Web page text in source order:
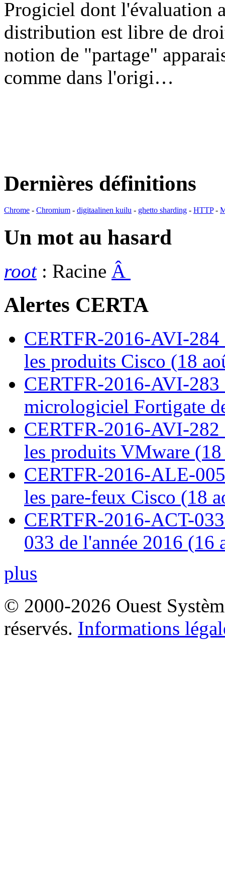
Progiciel dont l'évaluation
distribution est libre de
notion de "partage"
comme dans l'origi…
Dernières définitions
Chrome - Chromium - digitaalinen kuilu - ghetto sharding - HTTP-
Un mot au hasard
root: Racine Â
Alertes CERTA
CERTFR-2016-AVI-
les produits Cisco (18
CERTFR-2016-AVI-
micrologiciel Fortigate
CERTFR-2016-AVI-
les produits VMware
CERTFR-2016-ALE-
les pare-feux Cisco (18
CERTFR-2016-ACT-
033 de l'année 2016 (16
plus
© 2000-2026 Ouest
réservés. Informations